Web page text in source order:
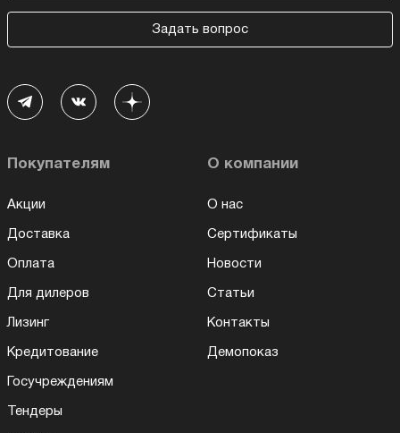
Задать вопрос
Покупателям
Акции
Доставка
Оплата
Для дилеров
Лизинг
Кредитование
Госучреждениям
Тендеры
О компании
О нас
Сертификаты
Новости
Статьи
Контакты
Демопоказ